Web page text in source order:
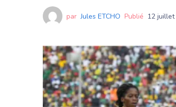
par Jules ETCHO Publié 12